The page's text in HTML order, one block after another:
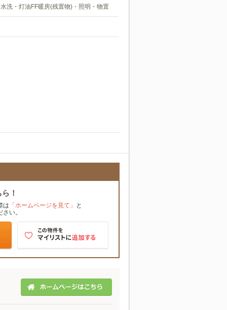
洗・灯油FF暖房(残置物)・照明・物置
！
は 「ホームページを見て」
と
い。